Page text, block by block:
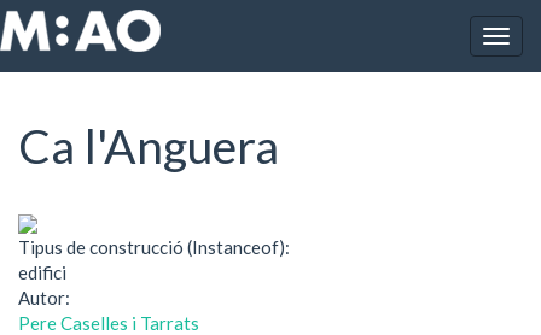
Vés al contingut
Inici Ca l'Anguera
Ca l'Anguera
Tipus de construcció (Instanceof):
edifici
Autor:
Pere Caselles i Tarrats